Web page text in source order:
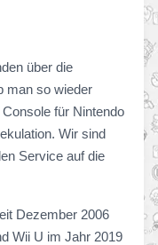
über die
man so wieder
für Nintendo
Wir sind
Service auf die
Dezember 2006
Wii U im Jahr 2019